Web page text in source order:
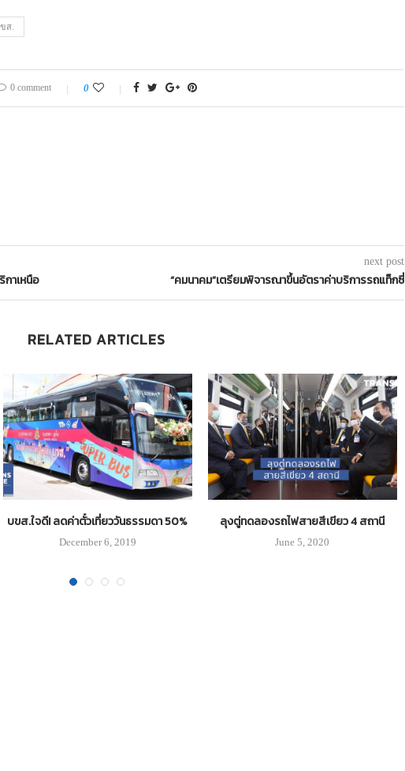
ส.
0 comment 0
าเหนือ
next post
“คมนาคม”เตรียมพิจารณาขึ้นอัตราค่าบริการรถแท็กซี่
RELATED ARTICLES
บขส.ใจดี! ลดค่าตั๋วเที่ยววันธรรมดา 50%
December 6, 2019
ลุงตู่ทดลองรถไฟสายสีเขียว 4 สถานี
June 5, 2020